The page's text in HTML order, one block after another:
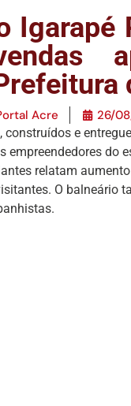
Igarapé
Acre 26/
e
do
relatam
O balneário